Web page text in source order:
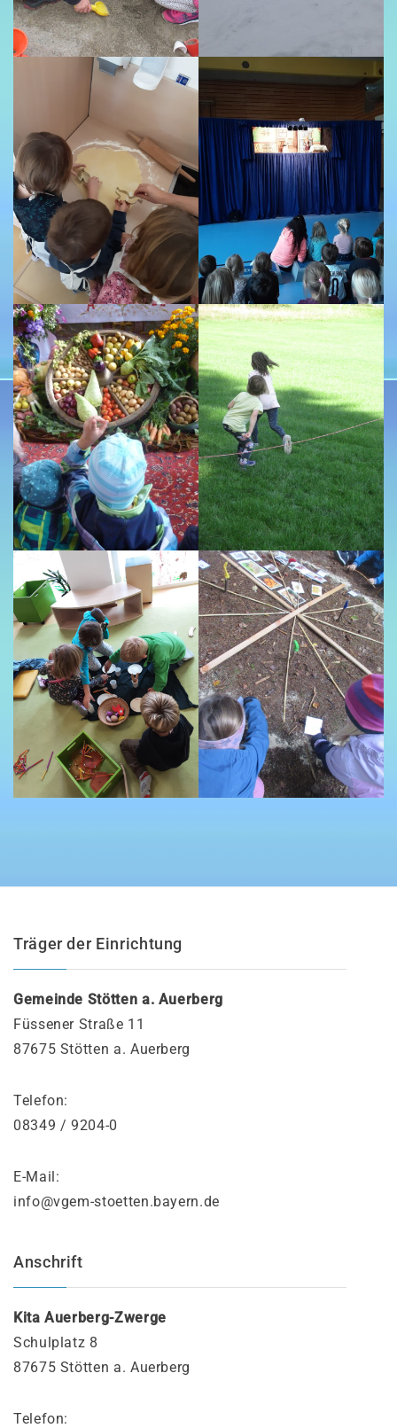
Ablauf Anmeldung
Anmeldebogen
Träger der Einrichtung
Gemeinde Stötten a. Auerberg
Füssener Straße 11
87675 Stötten a. Auerberg
Telefon:
08349 / 9204-0
E-Mail:
info@vgem-stoetten.bayern.de
Anschrift
Kita Auerberg-Zwerge
Schulplatz 8
87675 Stötten a. Auerberg
Telefon: